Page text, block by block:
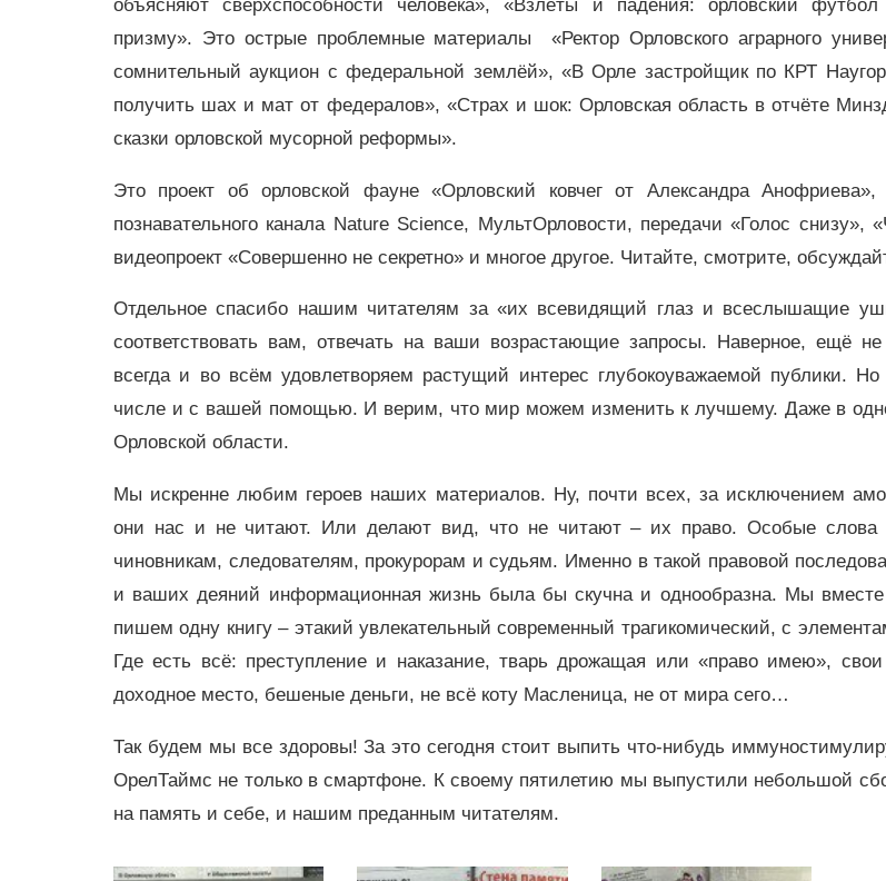
объясняют сверхспособности человека», «Взлёты и падения: орловский футбол
призму». Это острые проблемные материалы «Ректор Орловского аграрного
сомнительный аукцион с федеральной землёй», «В Орле застройщик по КРТ
получить шах и мат от федералов», «Страх и шок: Орловская область в отчёте
сказки орловской мусорной реформы».
Это проект об орловской фауне «Орловский ковчег от Александра
познавательного канала Nature Science, МультОрловости, передачи «Голос снизу»,
видеопроект «Совершенно не секретно» и многое другое. Читайте, смотрите,
Отдельное спасибо нашим читателям за «их всевидящий глаз и всеслышащие
соответствовать вам, отвечать на ваши возрастающие запросы. Наверное, ещё
всегда и во всём удовлетворяем растущий интерес глубокоуважаемой публики.
числе и с вашей помощью. И верим, что мир можем изменить к лучшему. Даже в
Орловской области.
Мы искренне любим героев наших материалов. Ну, почти всех, за исключением
они нас и не читают. Или делают вид, что не читают – их право. Особые слова
чиновникам, следователям, прокурорам и судьям. Именно в такой правовой
и ваших деяний информационная жизнь была бы скучна и однообразна. Мы
пишем одну книгу – этакий увлекательный современный трагикомический, с
Где есть всё: преступление и наказание, тварь дрожащая или «право имею»,
доходное место, бешеные деньги, не всё коту Масленица, не от мира сего…
Так будем мы все здоровы! За это сегодня стоит выпить что-нибудь
ОрелТаймс не только в смартфоне. К своему пятилетию мы выпустили небольшой
на память и себе, и нашим преданным читателям.